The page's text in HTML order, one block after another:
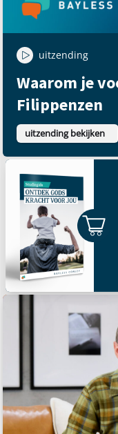
uitzending
Waarom je
Filippenzen
uitzending bekijken